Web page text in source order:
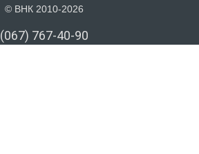
© ВНК 2010-2026
(067) 767-40-90